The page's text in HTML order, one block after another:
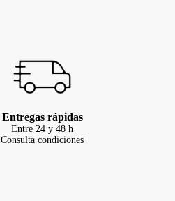
Entregas rápidas
Entre 24 y 48 h
Consulta condiciones